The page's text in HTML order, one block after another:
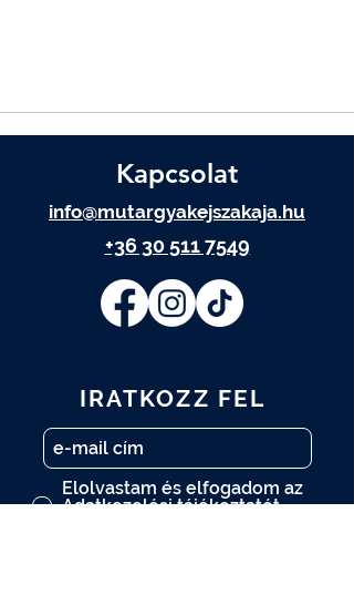
Kapcsolat
info@mutargyakejszakaja.hu
+36 30 511 7549
IRATKOZZ FEL
Elolvastam és elfogadom az
Adatkezelési tájékoztatót.